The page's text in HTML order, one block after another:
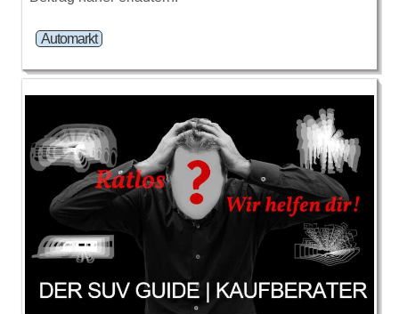
Automarkt